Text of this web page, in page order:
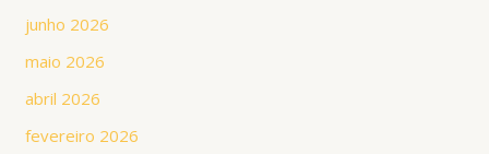
junho 2026
maio 2026
abril 2026
fevereiro 2026